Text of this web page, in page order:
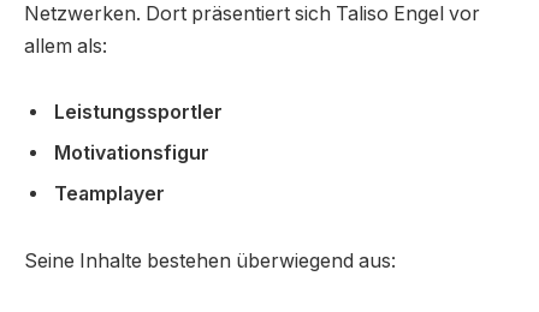
Netzwerken. Dort präsentiert sich Taliso Engel vor
allem als:
Leistungssportler
Motivationsfigur
Teamplayer
Seine Inhalte bestehen überwiegend aus: